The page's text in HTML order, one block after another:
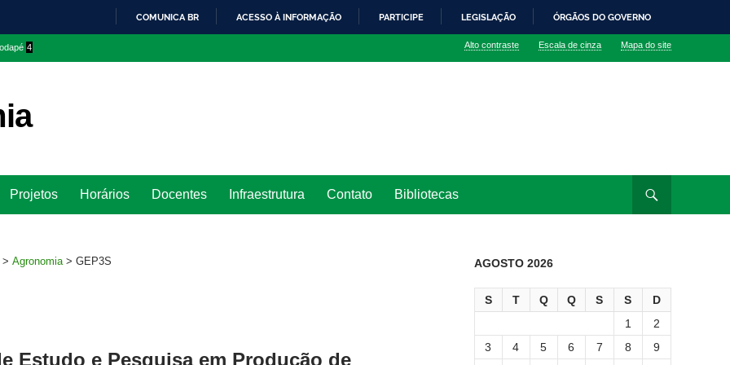
O
COMUNICA BR ACESSO À INFORMAÇÃO PARTICIPE LEGISLAÇÃO ÓRGÃOS DO GOVERNO
4 Alto contraste Escala de cinza Mapa do site
para
Projetos Horários Docentes Infraestrutura Contato Bibliotecas
> Agronomia > GEP3S
Estudo e Pesquisa em Produção de
AGOSTO 2026
S T Q Q S S
D
1
2
3
4 5 6 7 8
9